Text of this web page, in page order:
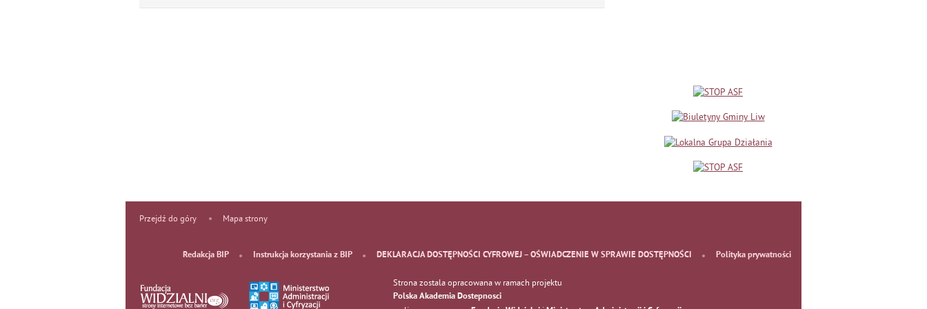
Przejdź do góry Mapa strony
Redakcja BIP Instrukcja korzystania z BIP DEKLARACJA DOSTĘPNOŚCI CYFROWEJ – OŚWIADCZENIE W SPRAWIE DOSTĘPNOŚCI Polityka prywatności
Strona zostala opracowana w ramach projektu
Polska Akademia Dostepnosci